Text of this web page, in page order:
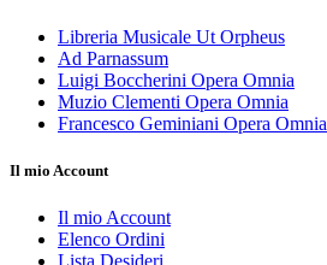
Libreria Musicale Ut Orpheus
Ad Parnassum
Luigi Boccherini Opera Omnia
Muzio Clementi Opera Omnia
Francesco Geminiani Opera Omnia
Il mio Account
Il mio Account
Elenco Ordini
Lista Desideri